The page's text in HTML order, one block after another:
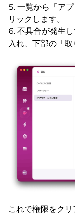
一覧から「ア
リックします。
不具合が発生
入れ、下部の「
これで権限をク